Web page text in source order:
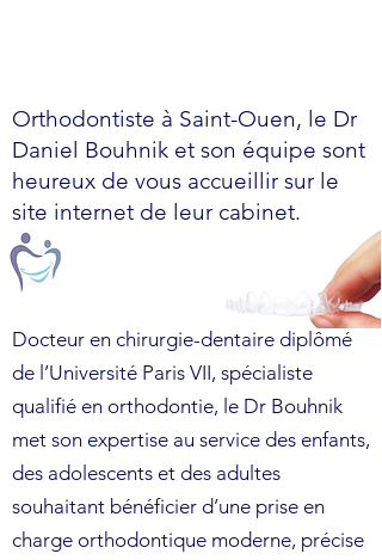
Orthodontiste à Saint-Ouen, le Dr
Daniel Bouhnik et son équipe sont
heureux de vous accueillir sur le
site internet de leur cabinet.
Docteur en chirurgie-dentaire diplômé
de l’Université Paris VII, spécialiste
qualifié en orthodontie, le Dr Bouhnik
met son expertise au service des enfants,
des adolescents et des adultes
souhaitant bénéficier d’une prise en
charge orthodontique moderne, précise